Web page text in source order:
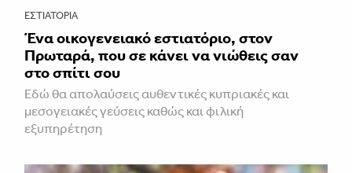
ΕΣΤΙΑΤΌΡΙΑ
Ένα οικογενειακό εστιατόριο, στον
Πρωταρά, που σε κάνει να νιώθεις σαν
στο σπίτι σου
Εδώ θα απολαύσεις αυθεντικές κυπριακές και
μεσογειακές γεύσεις καθώς και φιλική
εξυπηρέτηση